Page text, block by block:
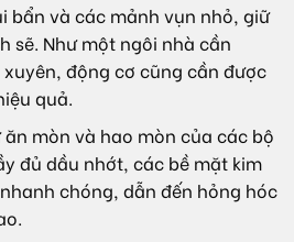
bẩn và các mảnh vụn nhỏ, giữ
sẽ. Như một ngôi nhà cần
động cơ cũng cần được
quả.
ăn mòn và hao mòn của các bộ
đủ dầu nhớt, các bề mặt kim
chóng, dẫn đến hỏng hóc